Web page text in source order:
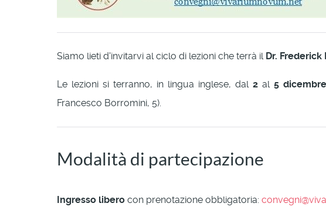
Siamo lieti d'invitarvi al ciclo di lezioni che terrà il Dr.
Le lezioni si terranno, in lingua inglese, dal 2 al 5 dicembre
Francesco Borromini, 5).
Modalità di partecipazione
Ingresso libero con prenotazione obbligatoria: